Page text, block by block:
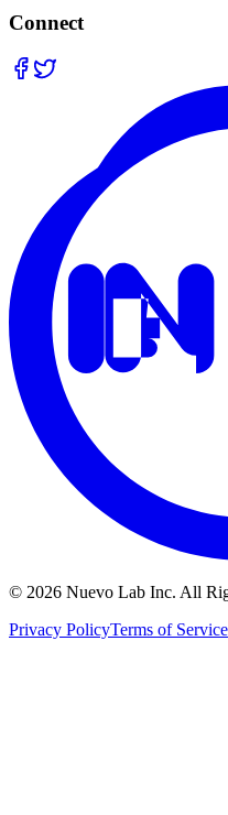
Connect
© 2026 Nuevo Lab Inc. All
Privacy PolicyTerms of Service